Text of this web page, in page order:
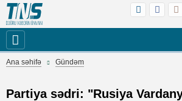
Ana səhifə Gündəm
Partiya sədri: "Rusiya